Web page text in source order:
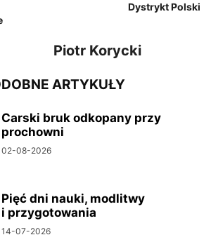
Dystrykt Polski
Piotr Korycki
ARTYKUŁY
Carski bruk odkopany przy
prochowni
02-08-2026
Pięć dni nauki, modlitwy
i przygotowania
14-07-2026